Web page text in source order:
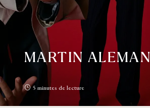
MARTIN ALEMAN
5 minutes de lecture